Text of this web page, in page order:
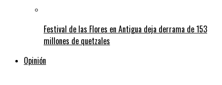
Festival de las Flores en Antigua deja derrama de 153
millones de quetzales
Opinión